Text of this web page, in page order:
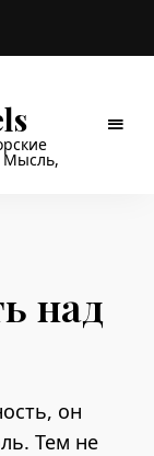
Мысль,
над
он
Тем не